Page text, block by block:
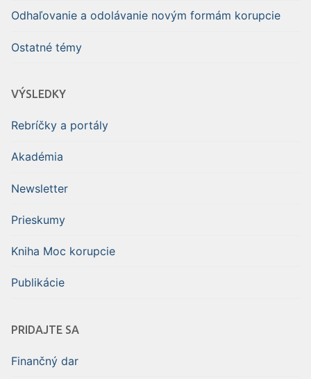
Odhaľovanie a odolávanie novým formám korupcie
Ostatné témy
VÝSLEDKY
Rebríčky a portály
Akadémia
Newsletter
Prieskumy
Kniha Moc korupcie
Publikácie
PRIDAJTE SA
Finančný dar